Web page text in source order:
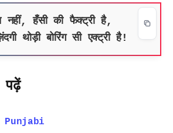
नहीं, हँसी की फैक्ट्री है,
थोड़ी बोरिंग सी एक्ट्री है!
पढ़ें
Punjabi